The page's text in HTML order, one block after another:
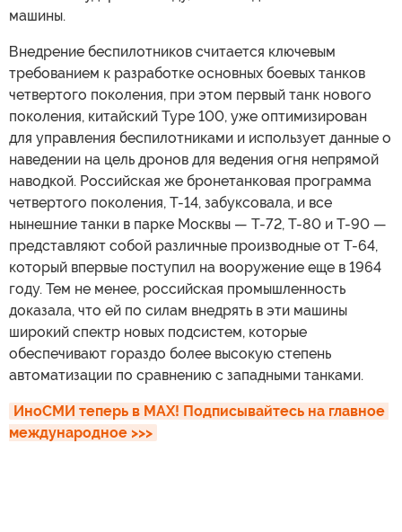
машины.
Внедрение беспилотников считается ключевым
требованием к разработке основных боевых танков
четвертого поколения, при этом первый танк нового
поколения, китайский Type 100, уже оптимизирован
для управления беспилотниками и использует данные о
наведении на цель дронов для ведения огня непрямой
наводкой. Российская же бронетанковая программа
четвертого поколения, Т-14, забуксовала, и все
нынешние танки в парке Москвы — Т-72, Т-80 и Т-90 —
представляют собой различные производные от Т-64,
который впервые поступил на вооружение еще в 1964
году. Тем не менее, российская промышленность
доказала, что ей по силам внедрять в эти машины
широкий спектр новых подсистем, которые
обеспечивают гораздо более высокую степень
автоматизации по сравнению с западными танками.
ИноСМИ теперь в MAX! Подписывайтесь на главное
международное >>>